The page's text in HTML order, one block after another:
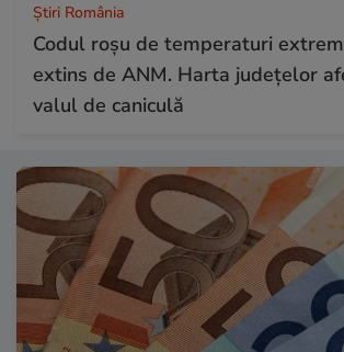
Știri România
Codul roșu de temperaturi
extins de ANM. Harta județelor
valul de caniculă